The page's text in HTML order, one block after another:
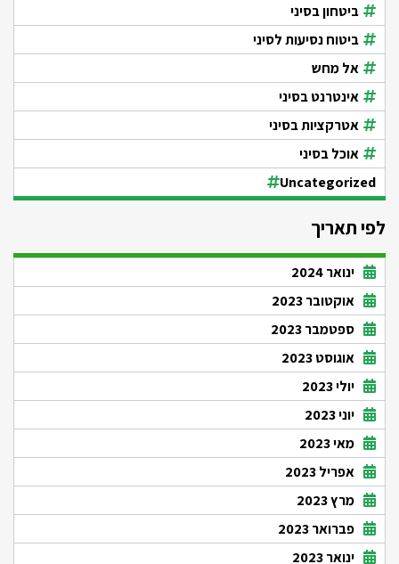
ביטחון בסיני
ביטוח נסיעות לסיני
אל מחש
אינטרנט בסיני
אטרקציות בסיני
אוכל בסיני
Uncategorized
לפי תאריך
ינואר 2024
אוקטובר 2023
ספטמבר 2023
אוגוסט 2023
יולי 2023
יוני 2023
מאי 2023
אפריל 2023
מרץ 2023
פברואר 2023
ינואר 2023